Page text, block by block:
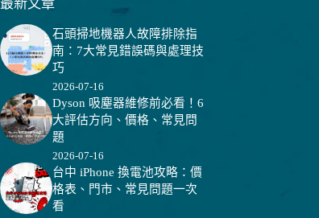
最新文章
石頭掃地機器人故障排除指
南：7大常見錯誤碼與處理技
巧
2026-07-16
Dyson 吸塵器維修前必看！6
大評估方向、價格、常見問
題
2026-07-16
台中 iPhone 換電池攻略：價
格表、門市、常見問題一次
看